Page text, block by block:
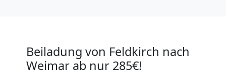
Beiladung von Feldkirch nach
Weimar ab nur 285€!